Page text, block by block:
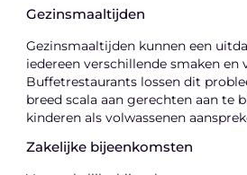
Gezinsmaaltijden
Gezinsmaaltijden kunnen een
iedereen verschillende smaken en
Buffetrestaurants lossen dit
breed scala aan gerechten aan te
kinderen als volwassenen
Zakelijke bijeenkomsten